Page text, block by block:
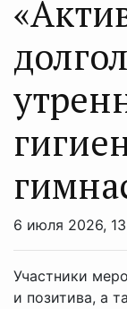
6 июля 2026,
Участники
и позитива, а